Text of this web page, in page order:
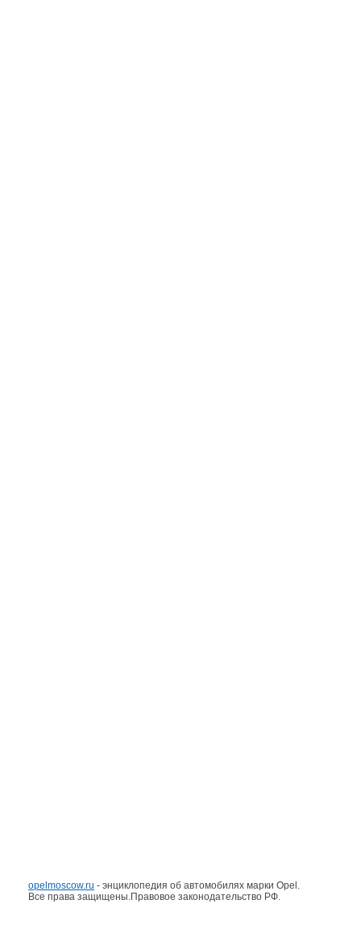
opelmoscow.ru - энциклопедия об автомобилях марки Opel.
Все права защищены.Правовое законодательство РФ.